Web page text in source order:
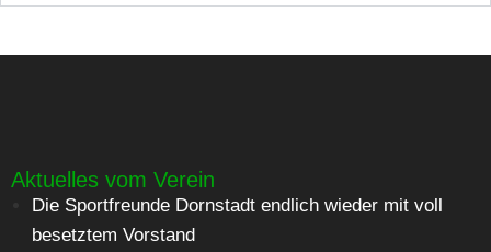
Aktuelles vom Verein
Die Sportfreunde Dornstadt endlich wieder mit voll
besetztem Vorstand